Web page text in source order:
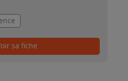
sa fiche